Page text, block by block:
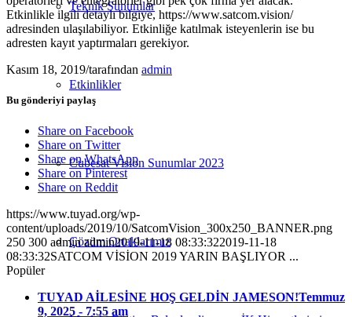
Teknik Sunumlar
Etkinlikler
Cubesat Vision Sunumlar 2023
Çözüm Ortaklarımız
Etkinlikle ilgili detaylı bilgiye, https://www.satcom.vision/
adresinden ulaşılabiliyor. Etkinliğe katılmak isteyenlerin ise bu
adresten kayıt yaptırmaları gerekiyor.
Kasım 18, 2019/tarafından admin
Bu gönderiyi paylaş
Share on Facebook
Share on Twitter
Share on WhatsApp
Share on Pinterest
Share on Reddit
https://www.tuyad.org/wp-
content/uploads/2019/10/SatcomVision_300x250_BANNER.png
250 300 admin admin2019-11-18 08:33:322019-11-18
08:33:32SATCOM VİSİON 2019 YARIN BAŞLIYOR ...
Popüler
TUYAD AİLESİNE HOŞ GELDİN JAMESON!Temmuz
9, 2025 - 7:55 am